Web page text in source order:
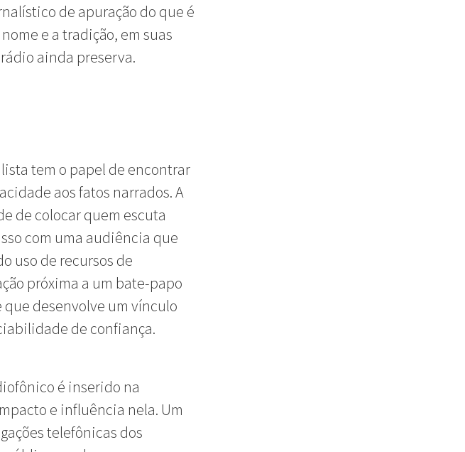
de apuração do que é
e a tradição, em suas
ainda preserva.
tem o papel de encontrar
aos fatos narrados. A
de colocar quem escuta
com uma audiência que
uso de recursos de
próxima a um bate-papo
desenvolve um vínculo
de confiança.
é inserido na
e influência nela. Um
telefônicas dos